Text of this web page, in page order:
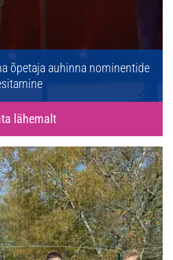
õpetaja auhinna nominentide
lähemalt